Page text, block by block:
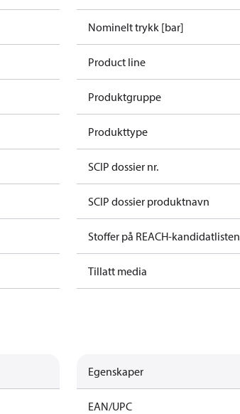
Nominelt trykk [bar]
Product line
Produktgruppe
Produkttype
SCIP dossier nr.
SCIP dossier produktnavn
Stoffer på REACH-kandidatlisten
Tillatt media
Egenskaper
EAN/UPC